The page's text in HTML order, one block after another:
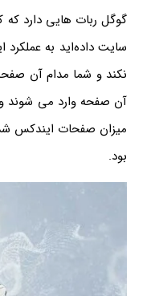
گوگل ربات هایی دارد
سایت داده‌اید به
نکند و شما مدام آن صفحه
آن صفحه وارد می شوند
میزان صفحات ایندکس
بود.